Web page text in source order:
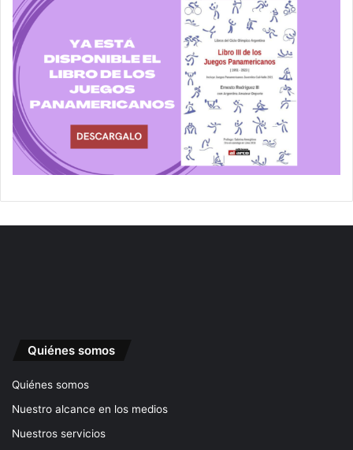
Quiénes somos
Quiénes somos
Nuestro alcance en los medios
Nuestros servicios